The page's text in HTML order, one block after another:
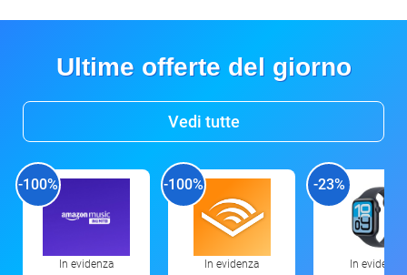
Ultime offerte del giorno
Vedi tutte
-100%
In evidenza
-100%
In evidenza
-23%
In evidenza